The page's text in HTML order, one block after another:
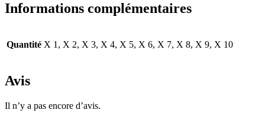
Informations complémentaires
Quantité X 1, X 2, X 3, X 4, X 5, X 6, X 7, X 8, X 9, X 10
Avis
Il n’y a pas encore d’avis.